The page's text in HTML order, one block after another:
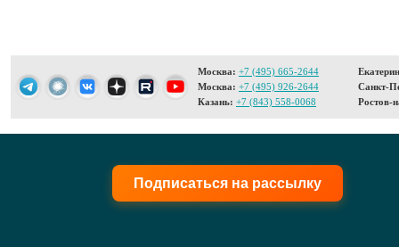
Москва: +7 (495) 665-2644
Москва: +7 (495) 926-2644
Казань: +7 (843) 558-0068
Санкт-
Ростов-
Подписаться на рассылку